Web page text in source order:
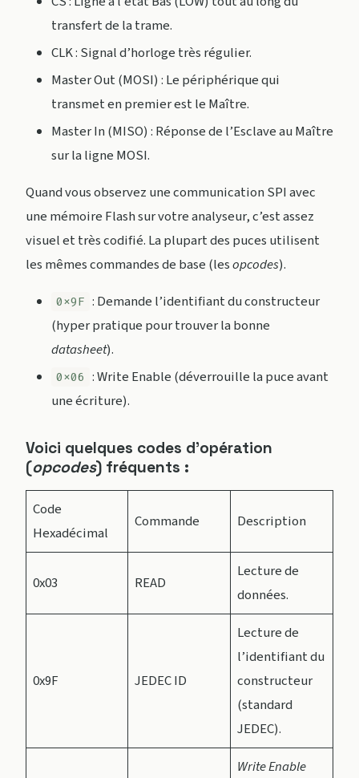
transfert de la trame.
CLK : Signal d’horloge très régulier.
Master Out (MOSI) : Le périphérique qui
transmet en premier est le Maître.
Master In (MISO) : Réponse de l’Esclave au Maître
sur la ligne MOSI.
Quand vous observez une communication SPI avec
une mémoire Flash sur votre analyseur, c’est assez
visuel et très codifié. La plupart des puces utilisent
les mêmes commandes de base (lesopcodes).
0x9F : Demande l’identifiant du constructeur
(hyper pratique pour trouver la bonne
datasheet).
0x06 : Write Enable (déverrouille la puce avant
une écriture).
Voici quelques codes d’opération
(opcodes) fréquents :
Code
Hexadécimal
Commande Description
0x03 READ
Lecture de
données.
0x9F JEDEC ID
Lecture de
l’identifiant du
constructeur
(standard
JEDEC).
Write Enable